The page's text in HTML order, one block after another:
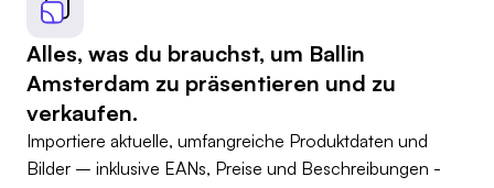
Alles, was du brauchst, um Ballin
Amsterdam zu präsentieren und zu
verkaufen.
Importiere aktuelle, umfangreiche Produktdaten und
Bilder – inklusive EANs, Preise und Beschreibungen -